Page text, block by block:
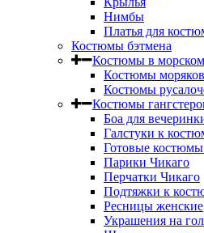
Нимбы
Платья для
Костюмы бэтмена
Костюмы в
Костюмы моряков
Костюмы
Костюмы
Боа для
Галстуки к
Готовые
Парики Чикаго
Перчатки Чикаго
Подтяжки к
Ресницы женские
Украшения на